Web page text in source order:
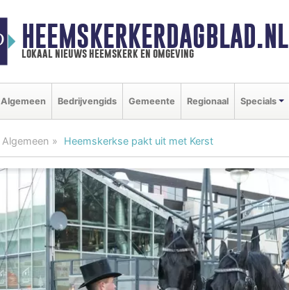
HEEMSKERKERDAGBLAD.NL
lokaal nieuws heemskerk en omgeving
Algemeen Bedrijvengids Gemeente Regionaal Specials
Algemeen Heemskerkse pakt uit met Kerst